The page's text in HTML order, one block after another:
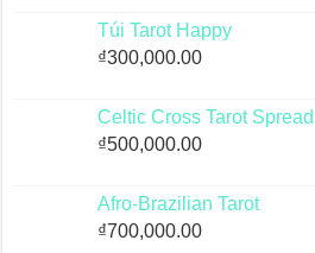
Túi Tarot Happy
₫300,000.00
Celtic Cross Tarot Spread
₫500,000.00
Afro-Brazilian Tarot
₫700,000.00